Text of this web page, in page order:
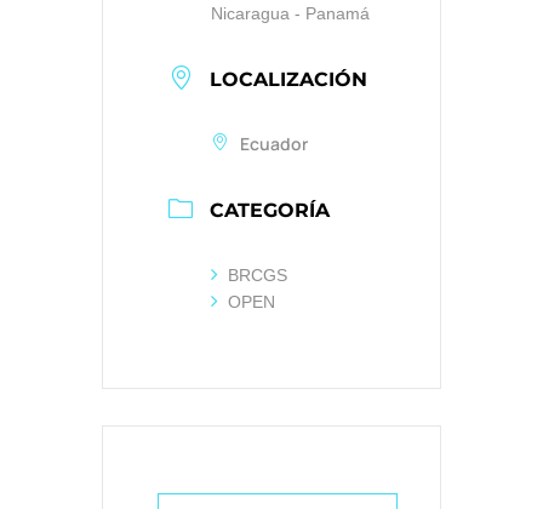
Nicaragua - Panamá
LOCALIZACIÓN
Ecuador
CATEGORÍA
BRCGS
OPEN